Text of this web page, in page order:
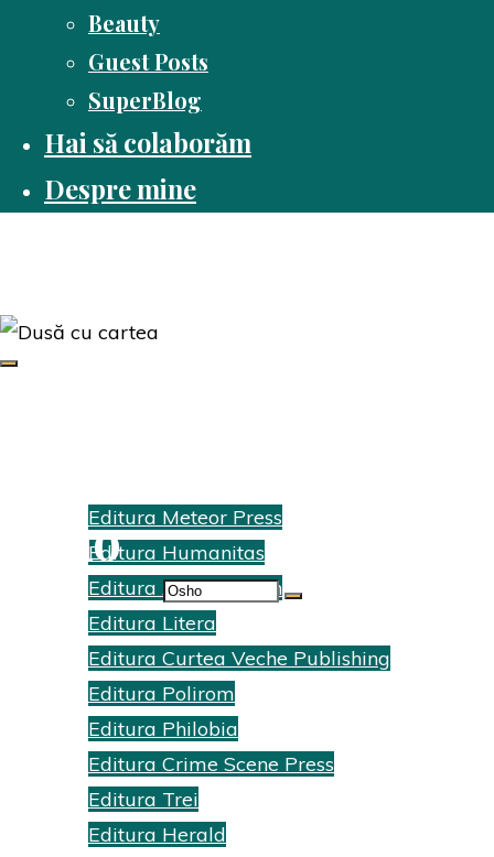
Beauty
Guest Posts
SuperBlog
Hai să colaborăm
Despre mine
Editura Meteor Press
Editura Humanitas
Editura Act si Politon
Editura Litera
Editura Curtea Veche Publishing
Editura Polirom
Editura Philobia
Editura Crime Scene Press
Editura Trei
Editura Herald
Osho
Search results for Search
for: